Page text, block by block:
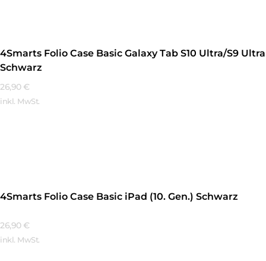
4Smarts Folio Case Basic Galaxy Tab S10 Ultra/S9 Ultra
Schwarz
26,90 €
inkl. MwSt.
4Smarts Folio Case Basic iPad (10. Gen.) Schwarz
26,90 €
inkl. MwSt.